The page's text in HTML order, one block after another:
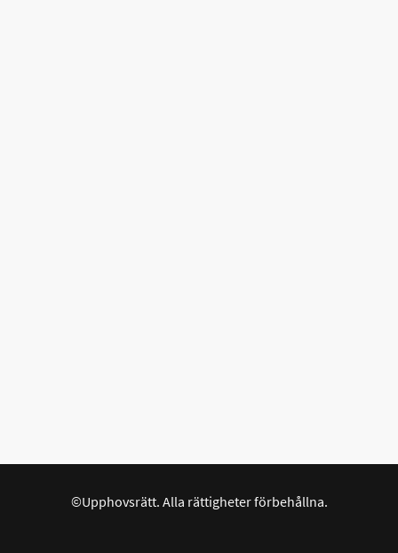
©Upphovsrätt. Alla rättigheter förbehållna.